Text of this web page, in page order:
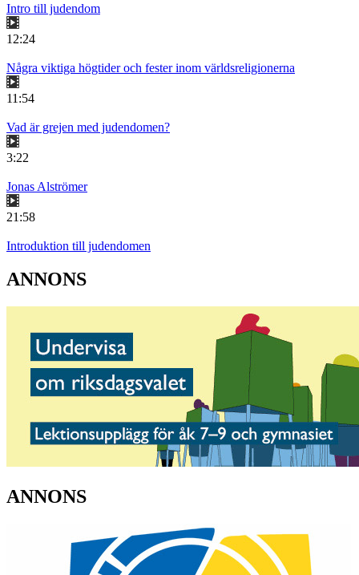
Intro till judendom
12:24
Några viktiga högtider och fester inom världsreligionerna
11:54
Vad är grejen med judendomen?
3:22
Jonas Alströmer
21:58
Introduktion till judendomen
ANNONS
ANNONS